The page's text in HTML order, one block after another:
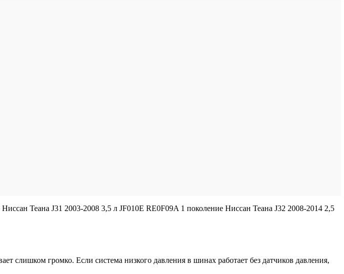
Теана J31 2003-2008 3,5 л JF010E RE0F09A 1 поколение Ниссан Теана J32 2008-2014 2,5
слишком громко. Если система низкого давления в шинах работает без датчиков давления,